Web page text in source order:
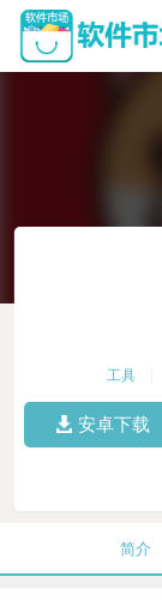
工具
安卓下载
简介